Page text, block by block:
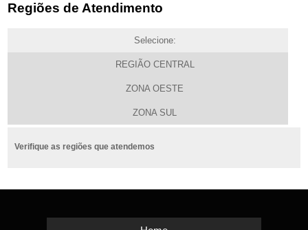
Regiões de Atendimento
Selecione:
REGIÃO CENTRAL
ZONA OESTE
ZONA SUL
Verifique as regiões que atendemos